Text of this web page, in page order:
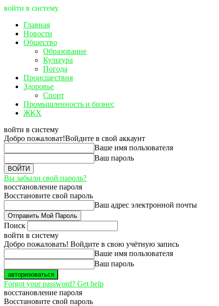
войти в систему
Главная
Новости
Общество
Образование
Культура
Погода
Происшествия
Здоровье
Спорт
Промышленность и бизнес
ЖКХ
войти в систему
Добро пожаловат!Войдите в свой аккаунт
Ваше имя пользователя
Ваш пароль
Вы забыли свой пароль?
восстановление пароля
Восстановите свой пароль
Ваш адрес электронной почты
Поиск
войти в систему
Добро пожаловать! Войдите в свою учётную запись
Ваше имя пользователя
Ваш пароль
Forgot your password? Get help
восстановление пароля
Восстановите свой пароль